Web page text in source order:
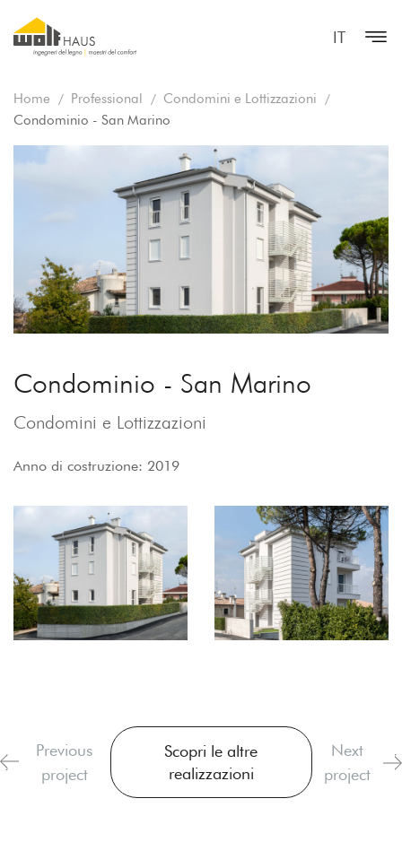
IT
Home Professional
Condomini e Lottizzazioni
Condominio - San Marino
Condominio - San Marino
Condomini e Lottizzazioni
Anno di costruzione: 2019
Previous
project
Scopri le altre
realizzazioni
Next
project